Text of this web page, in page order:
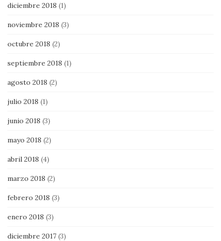
diciembre 2018 (1)
noviembre 2018 (3)
octubre 2018 (2)
septiembre 2018 (1)
agosto 2018 (2)
julio 2018 (1)
junio 2018 (3)
mayo 2018 (2)
abril 2018 (4)
marzo 2018 (2)
febrero 2018 (3)
enero 2018 (3)
diciembre 2017 (3)